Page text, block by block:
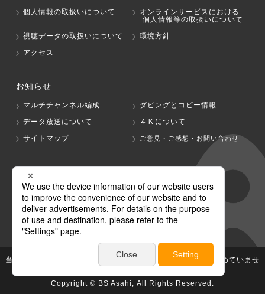
個人情報の取扱いについて
オンラインサービスにおける
個人情報等の取扱いについて
視聴データの取扱いについて
環境方針
アクセス
お知らせ
マルチチャンネル編成
ダビングとコピー情報
データ放送について
４Ｋについて
サイトマップ
ご意見・ご感想・お問い合わせ
グループ会社
テレビ朝日 テレ朝チャンネル
当社が著作権、著作隣接権を有する放送番組等の無断利用は認めていませ
ん。
Copyright © BS Asahi, All Rights Reserved.